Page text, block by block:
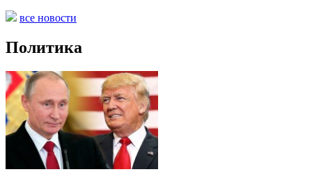
все новости
Политика